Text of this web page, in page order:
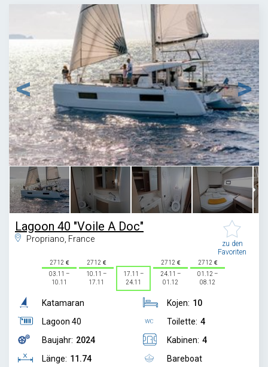
1/12
Lagoon 40 "Voile A Doc"
Propriano, France
zu den
Favoriten
2712
03.11 –
10.11
2712
10.11 –
17.11
17.11 –
24.11
2712
24.11 –
01.12
2712
01.12 –
08.12
Katamaran
Lagoon 40
Baujahr: 2024
Länge: 11.74
Kojen: 10
Toilette: 4
Kabinen: 4
Bareboat